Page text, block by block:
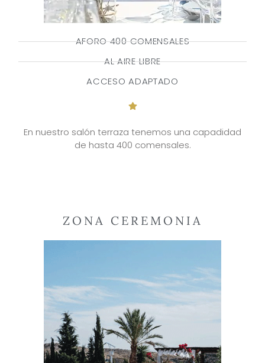
AFORO 400 COMENSALES
AL AIRE LIBRE
ACCESO ADAPTADO
En nuestro salón terraza tenemos una capadidad
de hasta 400 comensales.
ZONA CEREMONIA